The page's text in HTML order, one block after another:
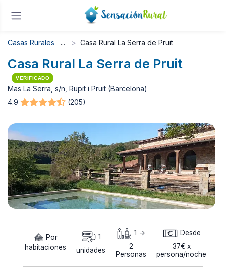
Casas Rurales Casa Rural La Serra de Pruit
Casa Rural La Serra de Pruit
VERIFICADO
Mas La Serra, s/n, Rupit i Pruit (Barcelona)
4.9
(205)
Por
habitaciones
1
unidades
1 ->
2
Personas
Desde
37€ x
persona/noche